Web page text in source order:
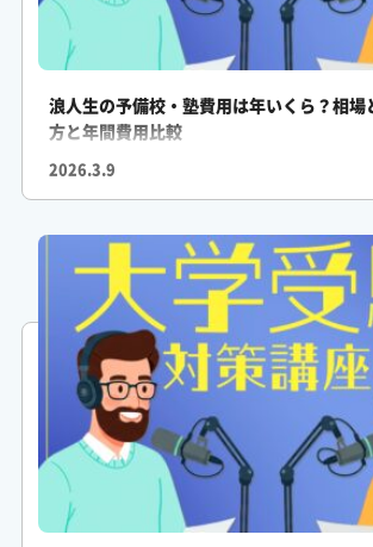
ふみか: うわーそれは怖いですね
がくしん: 実に高校生の8割がその後者のタイ
われています
ふみか: なるほどそして2つ目の共通点は何で
がくしん: はい2つ目は正しい勉強法が分かっ
ふみか: ああやり方ですか
ふみか: 例えば英単語を覚えるときひたすらノ
いたりしていませんか
がくしん: やってしまいがちですよね
ふみか: ええ実はそれ効率が悪いかもしれない
浪人生の予備校・塾費用は年いくら？相場
方と年間費用比較
2026.3.9